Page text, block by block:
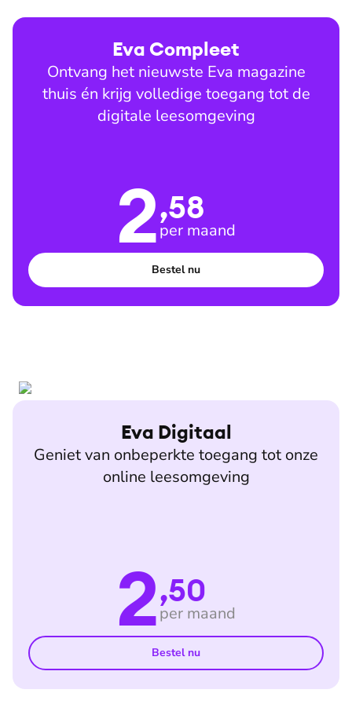
Eva Compleet
Ontvang het nieuwste Eva magazine
thuis én krijg volledige toegang tot de
digitale leesomgeving
2,58
per maand
Bestel nu
Eva Digitaal
Geniet van onbeperkte toegang tot onze
online leesomgeving
2,50
per maand
Bestel nu